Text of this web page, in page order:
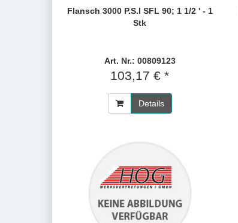
Flansch 3000 P.S.I SFL 90; 1 1/2 ' - 1
Stk
Art. Nr.: 00809123
103,17 € *
Details